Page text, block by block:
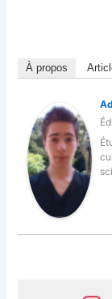
À propos